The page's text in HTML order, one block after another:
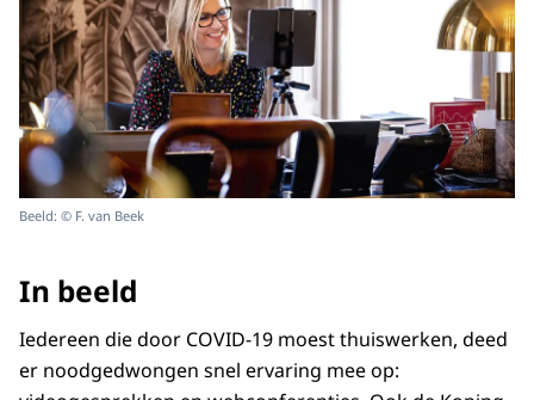
Beeld: © F. van Beek
In beeld
Iedereen die door COVID-19 moest thuiswerken, deed
er noodgedwongen snel ervaring mee op: